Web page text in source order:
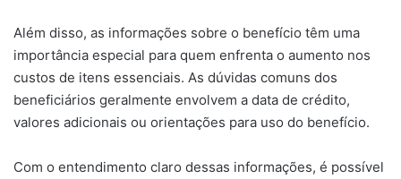
Além disso, as informações sobre o benefício têm uma
importância especial para quem enfrenta o aumento nos
custos de itens essenciais. As dúvidas comuns dos
beneficiários geralmente envolvem a data de crédito,
valores adicionais ou orientações para uso do benefício.
Com o entendimento claro dessas informações, é possível